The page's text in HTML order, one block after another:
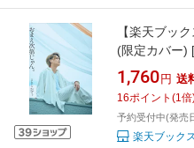
【楽天ブッ
(限定カバー)
1,760 円 送
16ポイント (1倍
予約受付中(発売
楽天ブック